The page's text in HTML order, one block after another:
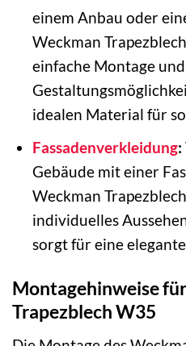
einem Anbau oder
Weckman
einfache Montage
idealen Material für
Fassadenverkleidung:
Gebäude mit einer
Weckman
individuelles
sorgt für eine
Montagehinweise
Trapezblech W35